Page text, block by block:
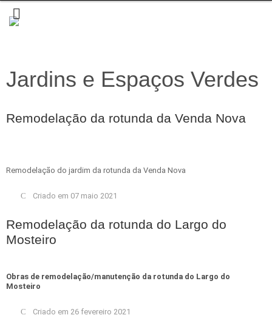
Jardins e Espaços Verdes
Remodelação da rotunda da Venda Nova
Remodelação do jardim da rotunda da Venda Nova
Criado em 07 maio 2021
Remodelação da rotunda do Largo do
Mosteiro
Obras de remodelação/manutenção da rotunda do Largo do
Mosteiro
Criado em 26 fevereiro 2021